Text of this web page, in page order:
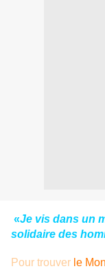
«Je vis dans un
solidaire des
Pour trouver le